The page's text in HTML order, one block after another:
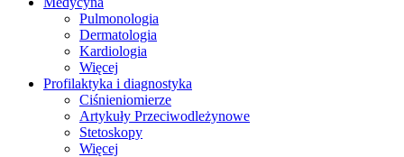
Pulmonologia
Dermatologia
Kardiologia
Więcej
Profilaktyka i diagnostyka
Ciśnieniomierze
Artykuły Przeciwodleżynowe
Stetoskopy
Więcej